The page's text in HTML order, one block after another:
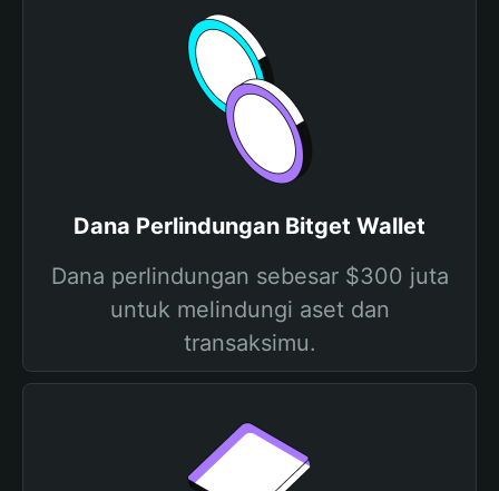
Dana Perlindungan Bitget Wallet
Dana perlindungan sebesar $300 juta
untuk melindungi aset dan
transaksimu.